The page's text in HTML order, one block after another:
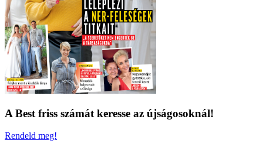
A Best friss számát keresse az újságosoknál!
Rendeld meg!